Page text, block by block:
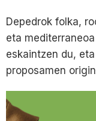
Depedrok folka,
eta
eskaintzen du,
proposamen